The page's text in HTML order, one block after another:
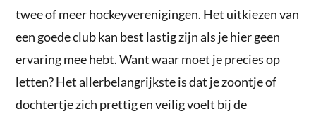
twee of meer hockeyverenigingen. Het uitkiezen van
een goede club kan best lastig zijn als je hier geen
ervaring mee hebt. Want waar moet je precies op
letten? Het allerbelangrijkste is dat je zoontje of
dochtertje zich prettig en veilig voelt bij de